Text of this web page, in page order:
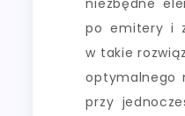
po emitery i
w takie
optymalnego
przy